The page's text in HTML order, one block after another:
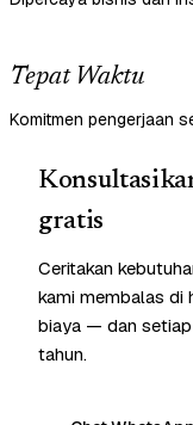
Tepat Waktu
Komitmen pengerjaan
gratis
Ceritakan
kami membalas di
biaya — dan setiap
tahun.